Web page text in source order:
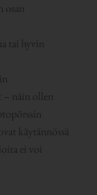
osan
tai hyvin
– näin ollen
käytännössä
ei voi